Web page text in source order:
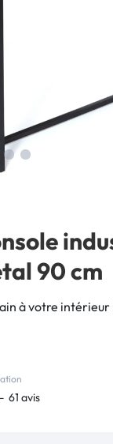
90 cm
à votre intérieur
- 61 avis